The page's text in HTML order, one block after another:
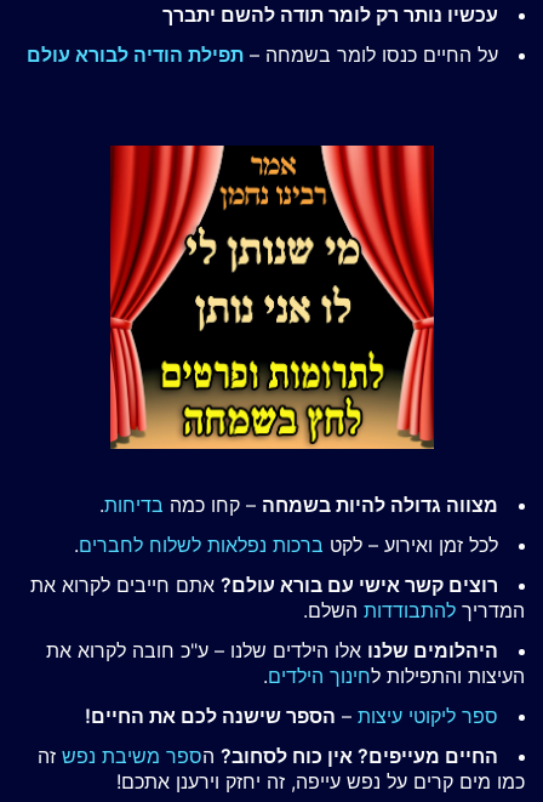
עכשיו נותר רק לומר תודה להשם יתברך
על החיים כנסו לומר בשמחה – תפילת הודיה לבורא עולם
מצווה גדולה להיות בשמחה – קחו כמה בדיחות.
לכל זמן ואירוע – לקט ברכות נפלאות לשלוח לחברים.
רוצים קשר אישי עם בורא עולם? אתם חייבים לקרוא את
המדריך להתבודדות השלם.
היהלומים שלנו אלו הילדים שלנו – ע"כ חובה לקרוא את
העיצות והתפילות לחינוך הילדים.
ספר ליקוטי עיצות – הספר שישנה לכם את החיים!
החיים מעייפים? אין כוח לסחוב? הספר משיבת נפש זה
כמו מים קרים על נפש עייפה, זה יחזק וירענן אתכם!